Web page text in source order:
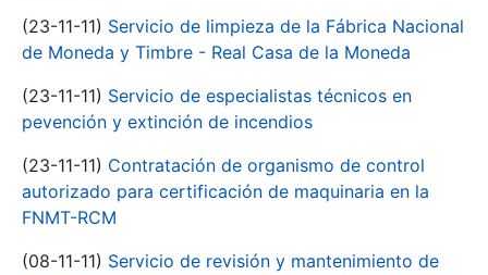
(23-11-11) Servicio de limpieza de la Fábrica Nacional
de Moneda y Timbre - Real Casa de la Moneda
(23-11-11) Servicio de especialistas técnicos en
pevención y extinción de incendios
(23-11-11) Contratación de organismo de control
autorizado para certificación de maquinaria en la
FNMT-RCM
(08-11-11) Servicio de revisión y mantenimiento de